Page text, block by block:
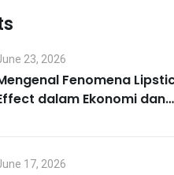
23, 2026
Fenomena
dalam Ekonomi dan
17, 2026